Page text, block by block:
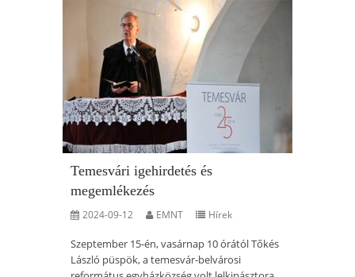
Temesvári igehirdetés és
megemlékezés
2024-09-12 EMNT Hírek
Szeptember 15-én, vasárnap 10 órától Tőkés
László püspök, a temesvár-belvárosi